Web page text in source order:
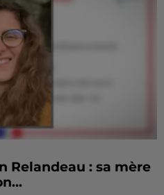
Relandeau : sa mère